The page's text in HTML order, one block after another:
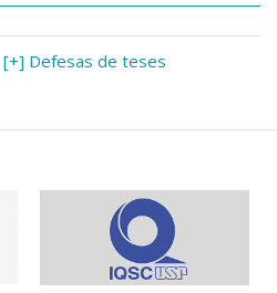
[+] Defesas de teses